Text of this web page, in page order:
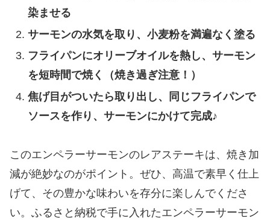
染ませる
サーモンの水気を取り、小麦粉を満遍なく塗る
フライパンにオリーブオイルを熱し、サーモン
を短時間で焼く（焼き過ぎ注意！）
焦げ目がついたら取り出し、同じフライパンで
ソースを作り、サーモンにかけて完成♪
このエンペラーサーモンのレアステーキは、焼き加
減が絶妙なのがポイント。ぜひ、高温で素早く仕上
げて、その豊かな味わいを存分に楽しんでくださ
い。ふるさと納税で手に入れたエンペラーサーモン